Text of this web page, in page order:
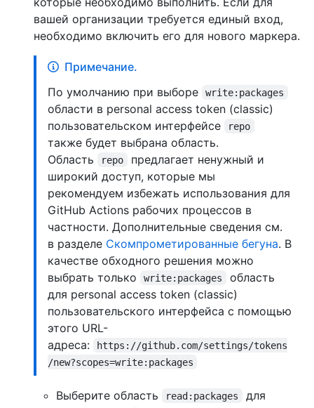
вашей организации требуется единый вход,
необходимо включить его для нового маркера.
Примечание.
По умолчанию при выборе
write:packages
области в personal access token (classic)
пользовательском интерфейсе
repo
также будет выбрана область.
Область
repo
предлагает ненужный и
широкий доступ, которые мы
рекомендуем избежать использования для
GitHub Actions рабочих процессов в
частности. Дополнительные сведения см.
в разделе Скомпрометированные бегуна. В
качестве обходного решения можно
выбрать только
write:packages
область
для personal access token (classic)
пользовательского интерфейса с помощью
этого URL-
адреса:
https://github.com/settings/tokens
/new?scopes=write:packages
Выберите область read:packages
для